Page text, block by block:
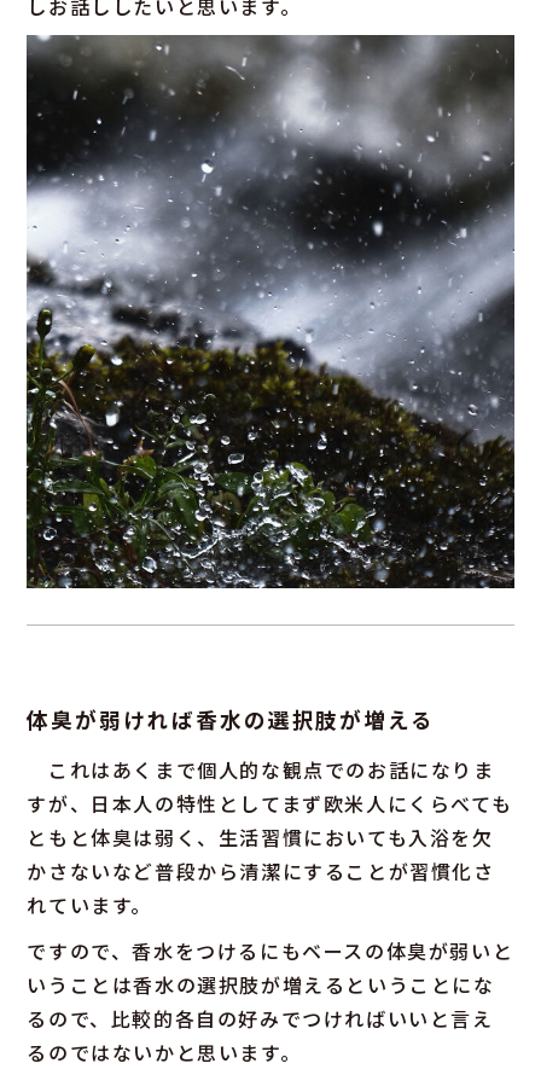
しお話ししたいと思います。
体臭が弱ければ香水の選択肢が増える
これはあくまで個人的な観点でのお話になりま
すが、日本人の特性としてまず欧米人にくらべても
ともと体臭は弱く、生活習慣においても入浴を欠
かさないなど普段から清潔にすることが習慣化さ
れています。
ですので、香水をつけるにもベースの体臭が弱いと
いうことは香水の選択肢が増えるということにな
るので、比較的各自の好みでつければいいと言え
るのではないかと思います。